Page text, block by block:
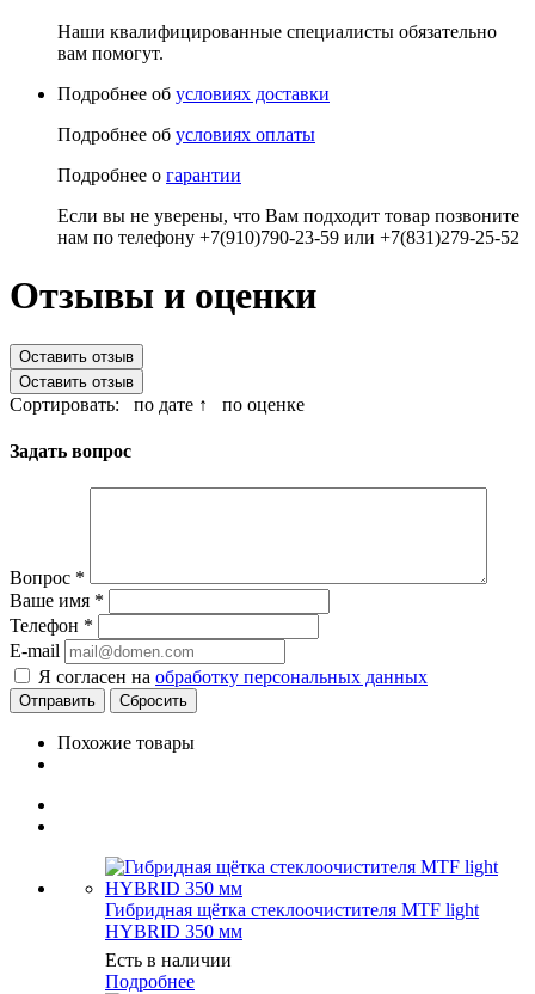
Наши квалифицированные специалисты обязательно
вам помогут.
Подробнее об условиях доставки
Подробнее об условиях оплаты
Подробнее о гарантии
Если вы не уверены, что Вам подходит товар позвоните
нам по телефону +7(910)790-23-59 или +7(831)279-25-52
Отзывы и оценки
Оставить отзыв
Оставить отзыв
Сортировать: по дате ↑ по оценке
Задать вопрос
Вопрос *
Ваше имя *
Телефон *
E-mail
Я согласен на обработку персональных данных
Сбросить
Похожие товары
Гибридная щётка стеклоочистителя MTF light
HYBRID 350 мм
Есть в наличии
Подробнее